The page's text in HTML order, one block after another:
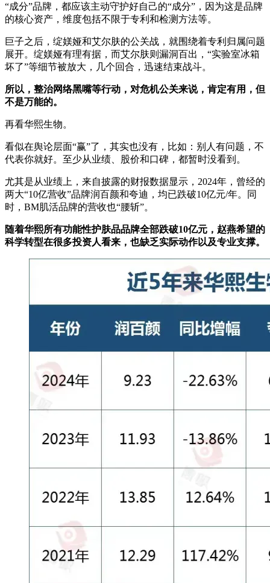
“成分”品牌，都应该主动守护好自己的“成分”，因为这是品牌
的核心资产，维度包括不限于专利和检测方法等。
巨子之后，绽媄娅和艾尔肤的公关战，就围绕着专利归属问题
展开。绽媄娅有理有据，而艾尔肤则漏洞百出，“实验室冰箱
坏了”等细节被放大，几个回合，迅速结束战斗。
所以，整治网络黑嘴等行动，对危机公关来说，肯定有用，但
不是万能的。
再看华熙生物。
看似在舆论层面“赢”了，其实也没有，比如：别人有问题，不
代表你就好。至少从业绩、股价和口碑，都暂时没看到。
尤其是从业绩上，来自披露的财报数据显示，2024年，曾经的
两大“10亿营收”品牌润百颜和夸迪，均已跌破10亿元/年。同
时，BM肌活品牌的营收也“腰斩”。
随着华熙所有功能性护肤品品牌全部跌破10亿元，赵燕希望的
科学转型在很多投资人看来，也缺乏实际动作以及专业支撑。